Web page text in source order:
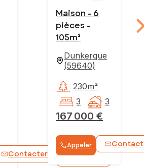
Contacter WhatsApp
Maison - 6
pièces -
105m²
Dunkerque
(59640)
167 000 €
230m²
3
3
Appeler